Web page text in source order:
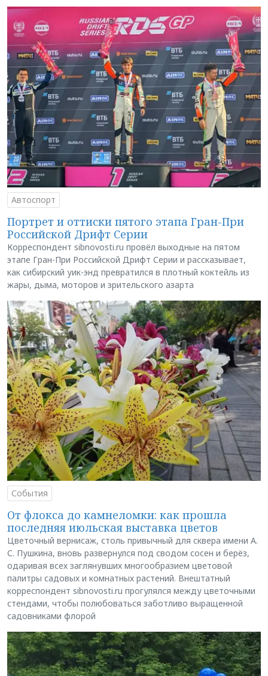
Автоспорт
Портрет и оттиски пятого этапа Гран-При
Российской Дрифт Серии
Корреспондент sibnovosti.ru провёл выходные на пятом
этапе Гран-При Российской Дрифт Серии и рассказывает,
как сибирский уик-энд превратился в плотный коктейль из
жары, дыма, моторов и зрительского азарта
События
От флокса до камнеломки: как прошла
последняя июльская выставка цветов
Цветочный вернисаж, столь привычный для сквера имени А.
С. Пушкина, вновь развернулся под сводом сосен и берёз,
одаривая всех заглянувших многообразием цветовой
палитры садовых и комнатных растений. Внештатный
корреспондент sibnovosti.ru прогулялся между цветочными
стендами, чтобы полюбоваться заботливо выращенной
садовниками флорой